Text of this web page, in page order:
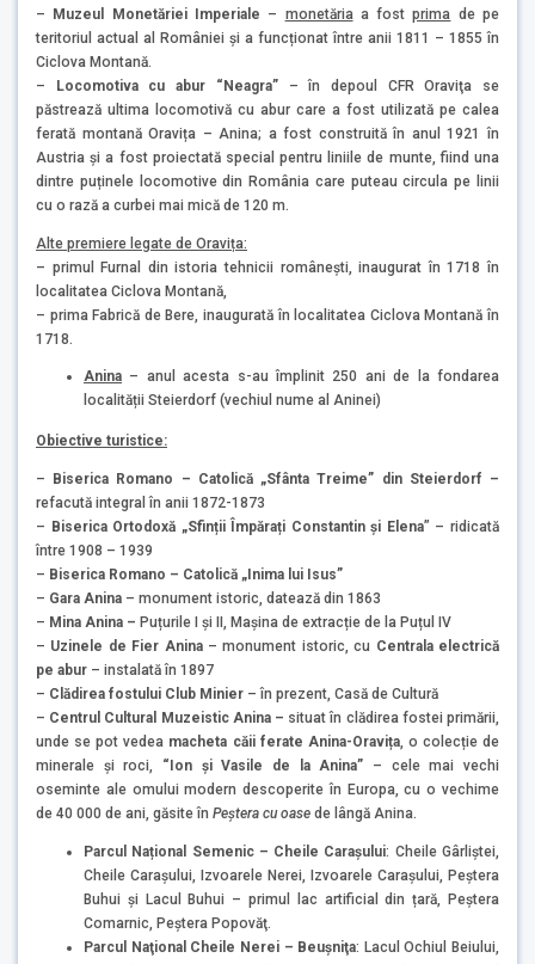
– Muzeul Monetăriei Imperiale – monetăria a fostprima de pe
teritoriul actual al României și a funcționat între anii 1811 – 1855 în
Ciclova Montană.
– Locomotiva cu abur “Neagra”
– în depoul CFR Oraviţa se
păstrează ultima locomotivă cu abur care a fost utilizată pe calea
ferată montană Oravița – Anina; a fost construită în anul 1921 în
Austria și a fost proiectată special pentru liniile de munte, fiind una
dintre puținele locomotive din România care puteau circula pe linii
cu o rază a curbei mai mică de 120 m.
Alte premiere legate de Oravița:
– primul Furnal din istoria tehnicii românești, inaugurat în 1718 în
localitatea Ciclova Montană,
– prima Fabrică de Bere, inaugurată în localitatea Ciclova Montană în
1718.
Anina – anul acesta s-au împlinit 250 ani de la fondarea
localității Steierdorf (vechiul nume al Aninei)
Obiective turistice:
– Biserica Romano – Catolică „Sfânta Treime” din Steierdorf –
refacută integral în anii 1872-1873
– Biserica Ortodoxă „Sfinții Împărați Constantin și Elena” – ridicată
între 1908 – 1939
– Biserica Romano – Catolică „Inima lui Isus”
– Gara Anina – monument istoric, datează din 1863
– Mina Anina – Puțurile I și II, Mașina de extracție de la Puțul IV
– Uzinele de Fier Anina– monument istoric, cu Centrala electrică
pe abur – instalată în 1897
– Clădirea fostului Club Minier – în prezent, Casă de Cultură
– Centrul Cultural Muzeistic Anina – situat în clădirea fostei primării,
unde se pot vedea macheta căii ferate Anina-Oravița, o colecție de
minerale și roci, “Ion și Vasile de la Anina” – cele mai vechi
oseminte ale omului modern descoperite în Europa, cu o vechime
de 40 000 de ani, găsite în Peştera cu oase de lângă Anina.
Parcul Național Semenic – Cheile Carașului: Cheile Gârliştei,
Cheile Carașului, Izvoarele Nerei, Izvoarele Caraşului, Peştera
Buhui şi Lacul Buhui – primul lac artificial din țară, Peştera
Comarnic, Peştera Popovăţ.
Parcul Naţional Cheile Nerei – Beuşniţa: Lacul Ochiul Beiului,